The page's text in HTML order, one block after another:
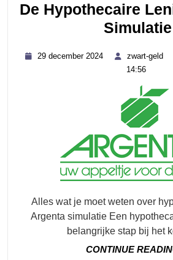
De Hypothecaire
Simulatie
29 december 2024
december
zwart-geld
14:56
Alles wat je moet weten over hypothecaire lening
Argenta simulatie Een
belangrijke stap bij het
CONTINUE